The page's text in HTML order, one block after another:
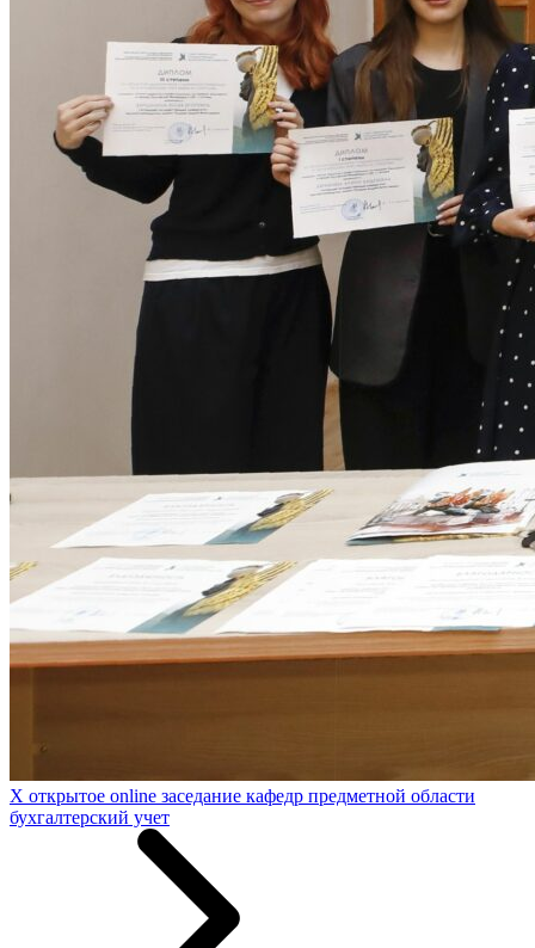
Х открытое online заседание кафедр предметной области
бухгалтерский учет